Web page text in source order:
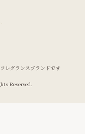
レグランスブランドです
Reserved.